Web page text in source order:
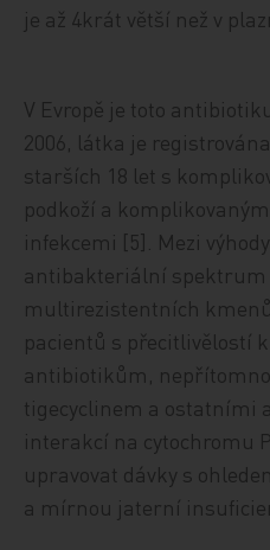
je až 4krát větší než v
V Evropě je toto
2006, látka je
starších 18 let s
podkoží a
infekcemi [5]. Mezi
antibakteriální spektrum
multirezistentních
pacientů s přecitlivělostí
antibiotikům,
tigecyclinem a ostatními
interakcí na cytochromu
upravovat dávky s
a mírnou jaterní